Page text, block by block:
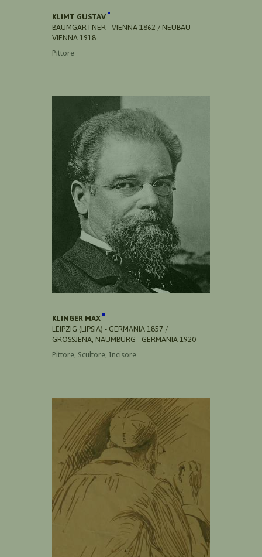
KLIMT GUSTAV
BAUMGARTNER - VIENNA 1862 / NEUBAU -
VIENNA 1918
Pittore
KLINGER MAX
LEIPZIG (LIPSIA) - GERMANIA 1857 /
GROSSJENA, NAUMBURG - GERMANIA 1920
Pittore, Scultore, Incisore